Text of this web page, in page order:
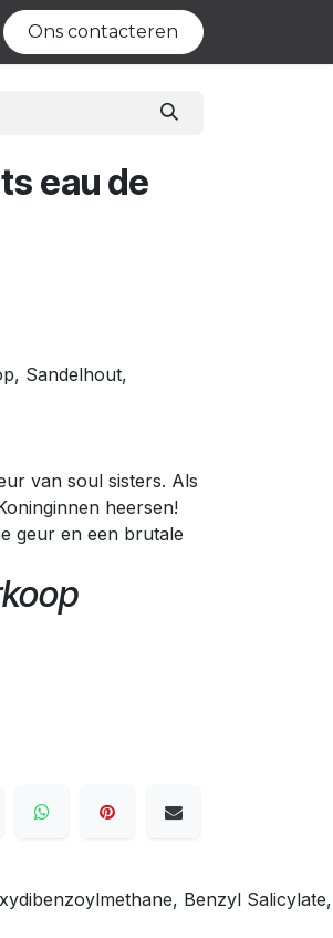
Ons contacteren
eau de
Sandelhout,
van soul sisters. Als
heersen!
geur en een brutale
Benzyl Salicylate,